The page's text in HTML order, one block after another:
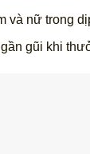
và nữ trong
gũi khi